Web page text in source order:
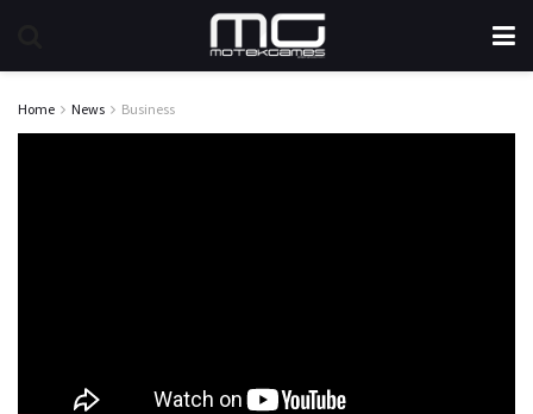
Home News Business